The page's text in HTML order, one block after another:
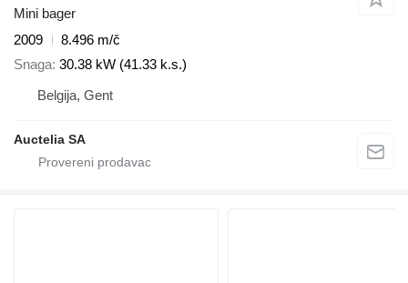
Mini bager
2009
8.496 m/č
Snaga 30.38 kW (41.33 k.s.)
Belgija, Gent
Auctelia SA